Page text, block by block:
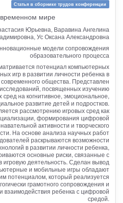
Статья в сборнике трудов конференции
мире
Юрьевна, Варавина Ангелина
Ус Оксана Александровна
модели сопровождения
образовательного процесса
потенциал компьютерных
игр в развитии личности ребенка в
общества. Представлен
посвященных изучению
сред на когнитивное, эмоциональное,
развитие детей и подростков.
рассмотрению игровых сред как
формирования цифровой
активности и творческого
На основе анализа научных работ
раскрываются возможности
в развитии личности ребенка,
основные риски, связанные с
деятельность. Сделан вывод
и мобильные игры обладают
потенциалом, который реализуется
грамотного сопровождения и
взаимодействия ребенка с цифровой
средой.